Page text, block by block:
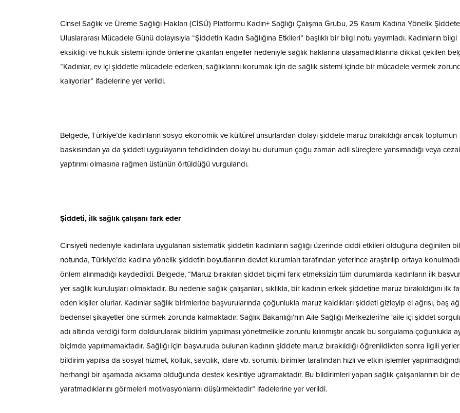
Cinsel Sağlık ve Üreme Sağlığı Hakları (CİSÜ) Platformu Kadın+ Sağlığı Çalışma Grubu, 25 Kasım Kadına Yönelik
Uluslararası Mücadele Günü dolayısıyla “Şiddetin Kadın Sağlığına Etkileri” başlıklı bir bilgi notu yayımladı. Kadınların bilgi
eksikliği ve hukuk sistemi içinde önlerine çıkarılan engeller nedeniyle sağlık haklarına ulaşamadıklarına dikkat çekilen
“Kadınlar, ev içi şiddetle mücadele ederken, sağlıklarını korumak için de sağlık sistemi içinde bir mücadele vermek
kalıyorlar” ifadelerine yer verildi.
Belgede, Türkiye’de kadınların sosyo ekonomik ve kültürel unsurlardan dolayı şiddete maruz bırakıldığı ancak toplumun
baskısından ya da şiddeti uygulayanın tehdidinden dolayı bu durumun çoğu zaman adli süreçlere yansımadığı veya cezai
yaptırımı olmasına rağmen üstünün örtüldüğü vurgulandı.
Şiddeti, ilk sağlık çalışanı fark eder
Cinsiyeti nedeniyle kadınlara uygulanan sistematik şiddetin kadınların sağlığı üzerinde ciddi etkileri olduğuna değinilen
notunda, Türkiye’de kadına yönelik şiddetin boyutlarının devlet kurumları tarafından yeterince araştırılıp ortaya
önlem alınmadığı kaydedildi. Belgede, “Maruz bırakılan şiddet biçimi fark etmeksizin tüm durumlarda kadınların ilk
yer sağlık kuruluşları olmaktadır. Bu nedenle sağlık çalışanları, sıklıkla, bir kadının erkek şiddetine maruz bırakıldığını ilk
eden kişiler olurlar. Kadınlar sağlık birimlerine başvurularında çoğunlukla maruz kaldıkları şiddeti gizleyip el ağrısı, baş
bedensel şikayetler öne sürmek zorunda kalmaktadır. Sağlık Bakanlığı’nın Aile Sağlığı Merkezleri’ne ‘aile içi şiddet
adı altında verdiği form doldurularak bildirim yapılması yönetmelikle zorunlu kılınmıştır ancak bu sorgulama çoğunlukla
biçimde yapılmamaktadır. Sağlığı için başvuruda bulunan kadının şiddete maruz bırakıldığı öğrenildikten sonra ilgili
bildirim yapılsa da sosyal hizmet, kolluk, savcılık, idare vb. sorumlu birimler tarafından hızlı ve etkin işlemler
herhangi bir aşamada aksama olduğunda destek kesintiye uğramaktadır. Bu bildirimleri yapan sağlık çalışanlarının bir
yaratmadıklarını görmeleri motivasyonlarını düşürmektedir” ifadelerine yer verildi.